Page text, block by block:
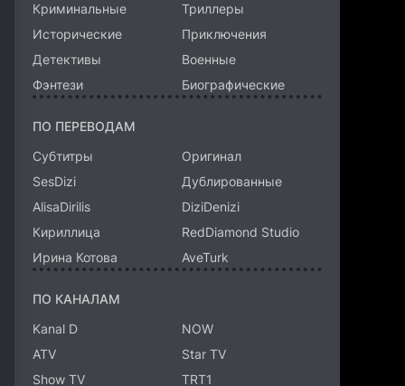
Криминальные
Триллеры
Исторические
Приключения
Детективы
Военные
Фэнтези
Биографические
ПО ПЕРЕВОДАМ
Субтитры
Оригинал
SesDizi
Дублированные
AlisaDirilis
DiziDenizi
Кириллица
RedDiamond Studio
Ирина Котова
AveTurk
ПО КАНАЛАМ
Kanal D
NOW
ATV
Star TV
Show TV
TRT1